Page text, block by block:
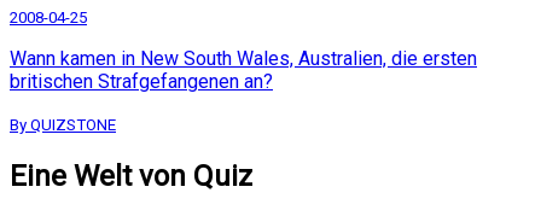
2008-04-25
Wann kamen in New South Wales, Australien, die ersten
britischen Strafgefangenen an?
By QUIZSTONE
Eine Welt von Quiz